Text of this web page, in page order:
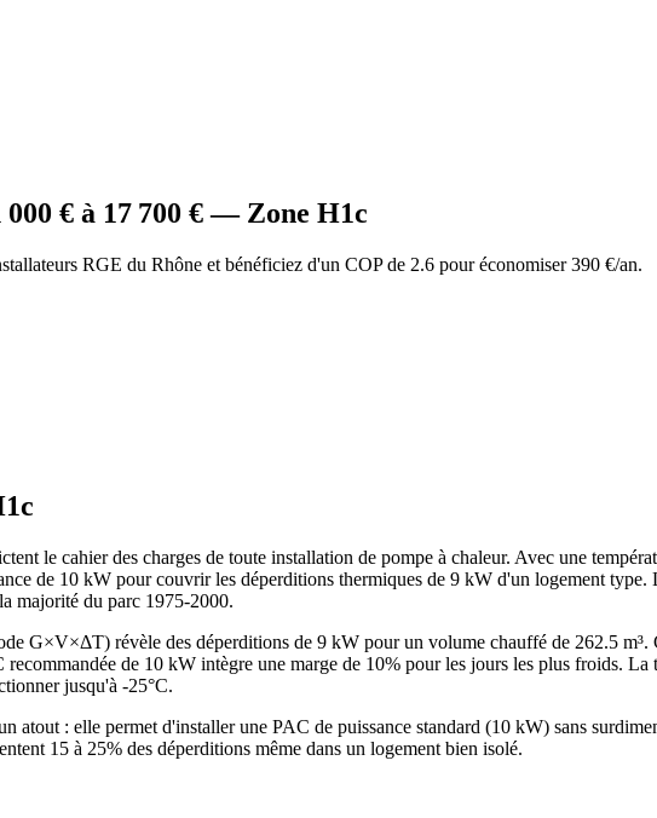
000 € à 17 700 € — Zone H1c
RGE du Rhône et bénéficiez d'un COP de 2.6 pour économiser 390 €/an.
le cahier des charges de toute installation de pompe à chaleur. Avec une
de 10 kW pour couvrir les déperditions thermiques de 9 kW d'un logement type.
majorité du parc 1975-2000.
G×V×ΔT) révèle des déperditions de 9 kW pour un volume chauffé de 262.5
de 10 kW intègre une marge de 10% pour les jours les plus froids. La
jusqu'à -25°C.
atout : elle permet d'installer une PAC de puissance standard (10 kW) sans
15 à 25% des déperditions même dans un logement bien isolé.